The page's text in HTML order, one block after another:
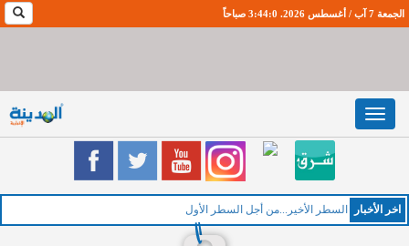
الجمعة 7 آب / أغسطس 2026. 3:44:1 صباحاً
Toggle
navigation
اخر اﻷخبار السطر الأخير...من أجل السطر الأول